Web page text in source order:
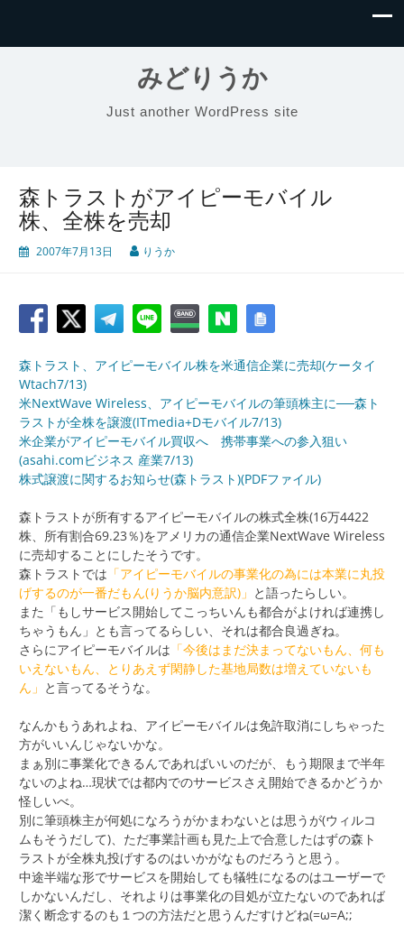
みどりうか
Just another WordPress site
森トラストがアイピーモバイル
株、全株を売却
2007年7月13日 りうか
森トラスト、アイピーモバイル株を米通信企業に売却(ケータイ
Wtach7/13)
米NextWave Wireless、アイピーモバイルの筆頭株主に──森ト
ラストが全株を譲渡(ITmedia+Dモバイル7/13)
米企業がアイピーモバイル買収へ 携帯事業への参入狙い
(asahi.comビジネス 産業7/13)
株式譲渡に関するお知らせ(森トラスト)(PDFファイル)
森トラストが所有するアイピーモバイルの株式全株(16万4422
株、所有割合69.23％)をアメリカの通信企業NextWave Wireless
に売却することにしたそうです。
森トラストでは 「アイピーモバイルの事業化の為には本業に丸投
げするのが一番だもん(りうか脳内意訳)」 と語ったらしい。
また「もしサービス開始してこっちいんも都合がよければ連携し
ちゃうもん」とも言ってるらしい、それは都合良過ぎね。
さらにアイピーモバイルは 「今後はまだ決まってないもん、何も
いえないもん、とりあえず閑静した基地局数は増えていないも
ん」 と言ってるそうな。
なんかもうあれよね、アイピーモバイルは免許取消にしちゃった
方がいいんじゃないかな。
まぁ別に事業化できるんであればいいのだが、もう期限まで半年
ないのよね…現状では都内でのサービスさえ開始できるかどうか
怪しいべ。
別に筆頭株主が何処になろうがかまわないとは思うが(ウィルコ
ムもそうだして)、ただ事業計画も見た上で合意したはずの森ト
ラストが全株丸投げするのはいかがなものだろうと思う。
中途半端な形でサービスを開始しても犠牲になるのはユーザーで
しかないんだし、それよりは事業化の目処が立たないのであれば
潔く断念するのも１つの方法だと思うんだすけどね(=ω=A;;